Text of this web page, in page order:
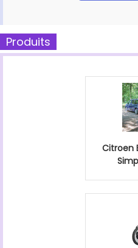
Produits
Citroen